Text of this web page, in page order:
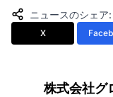
ニュースのシェア:
X
株式会社グ